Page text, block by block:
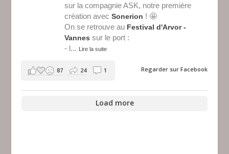
sur la compagnie ASK, notre première
création avec Sonerion ! 🤩
On se retrouve au Festival d'Arvor -
Vannes sur le port :
- l... Lire la suite
Regarder sur Facebook
87 24 1
Load more